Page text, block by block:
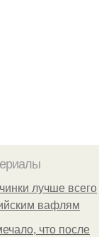
лучше всего
вафлям
что после